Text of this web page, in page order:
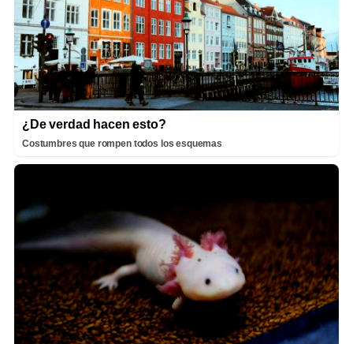
¿De verdad hacen esto?
Costumbres que rompen todos los esquemas